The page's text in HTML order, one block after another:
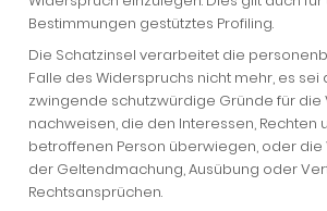
Bestimmungen gestütztes Profiling.
Die Schatzinsel verarbeitet die
Falle des Widerspruchs nicht mehr, es sei
zwingende schutzwürdige Gründe für
nachweisen, die den Interessen, Rechten
betroffenen Person überwiegen, oder
der Geltendmachung, Ausübung oder
Rechtsansprüchen.